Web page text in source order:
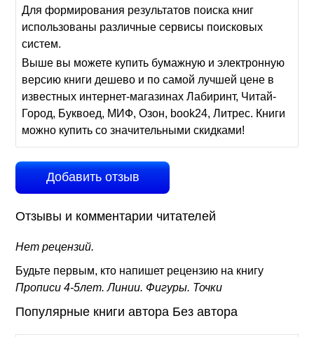
Для формирования результатов поиска книг
использованы различные сервисы поисковых
систем.
Выше вы можете купить бумажную и электронную
версию книги дешево и по самой лучшей цене в
известных интернет-магазинах Лабиринт, Читай-
Город, Буквоед, МИФ, Озон, book24, Литрес. Книги
можно купить со значительными скидками!
Добавить отзыв
Отзывы и комментарии читателей
Нет рецензий.
Будьте первым, кто напишет рецензию на книгу
Прописи 4-5лет. Линии. Фигуры. Точки
Популярные книги автора Без автора